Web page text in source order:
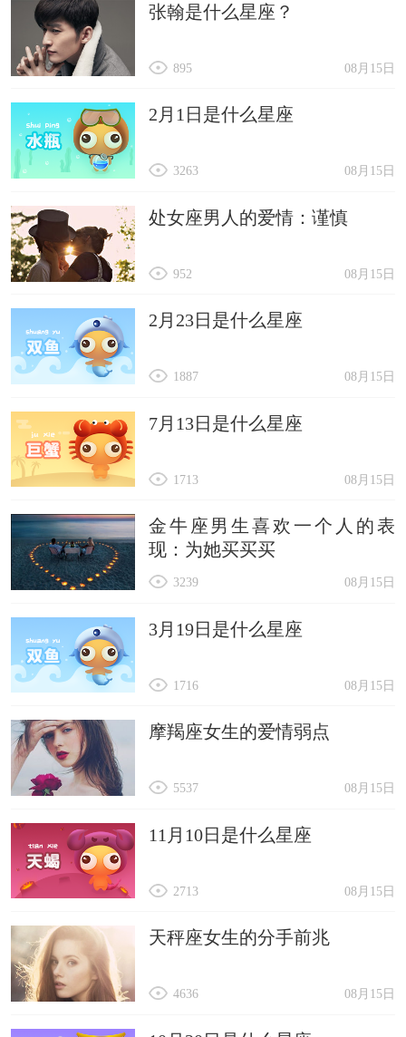
张翰是什么星座？
08月15日
895
2月1日是什么星座
08月15日
3263
处女座男人的爱情：谨慎
08月15日
952
2月23日是什么星座
08月15日
1887
7月13日是什么星座
08月15日
1713
金牛座男生喜欢一个人的表
现：为她买买买
08月15日
3239
3月19日是什么星座
08月15日
1716
摩羯座女生的爱情弱点
08月15日
5537
11月10日是什么星座
08月15日
2713
天秤座女生的分手前兆
08月15日
4636